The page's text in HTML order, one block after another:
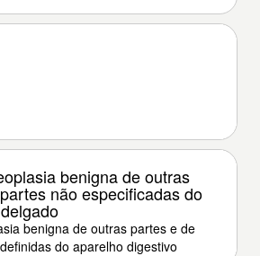
benigna de outras
não especificadas do
benigna de outras partes e de
do aparelho digestivo